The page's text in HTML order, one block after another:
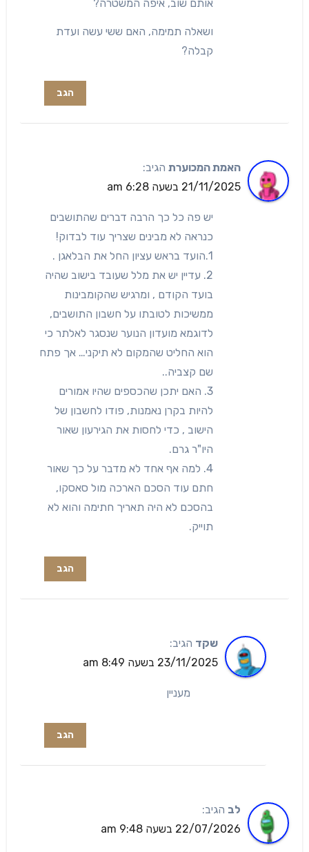
אותם שוב, איפה המשטרה?
ושאלה תמימה, האם ששי עשה ועדת
קבלה?
הגב
האמת המכוערת הגיב:
21/11/2025 בשעה 6:28 am
יש פה כל כך הרבה דברים שהתושבים
כנראה לא מבינים שצריך עוד לבדוק!
1.הועד בראש עציון החל את הבלאגן .
2. עדיין יש את מלל שעובד בישוב שהיה
בועד הקודם , ומרגיש שהקומבינות
ממשיכות לטובתו על חשבון התושבים,
לדוגמא מועדון הנוער שנסגר לאלתר כי
הוא החליט שהמקום לא תיקני… אך פתח
שם קצביה..
3. האם יתכן שהכספים שהיו אמורים
להיות בקרן נאמנות, פודו לחשבון של
הישוב , כדי לחסות את הגירעון שאור
היו"ר גרם.
4. למה אף אחד לא מדבר על כך שאור
חתם עוד הסכם הארכה מול סאסקו,
בהסכם לא היה תאריך חתימה והוא לא
תוייק.
הגב
שקד הגיב:
23/11/2025 בשעה 8:49 am
מעניין
הגב
לב הגיב:
22/07/2026 בשעה 9:48 am